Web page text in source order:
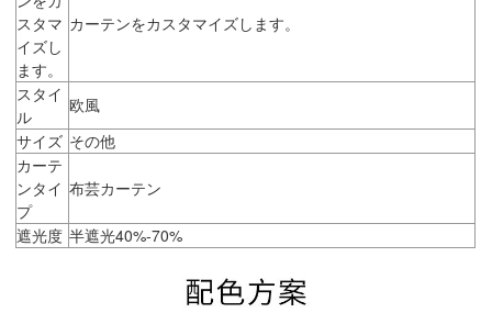
スタマ
イズし
ます。
カーテンをカスタマイズします。
スタイ
ル
欧風
サイズ その他
カーテ
ンタイ
プ
布芸カーテン
遮光度 半遮光40%-70%